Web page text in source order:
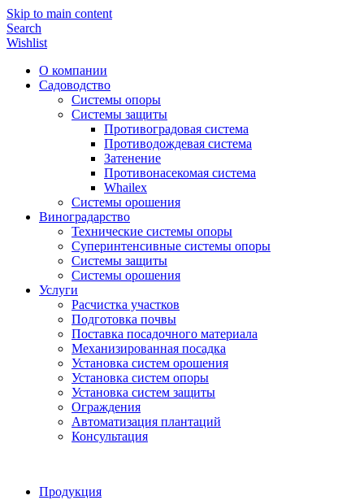
Skip to main content
Search
Wishlist
О компании
Садоводство
Системы опоры
Системы защиты
Противоградовая система
Противодождевая система
Затенение
Противонасекомая система
Whailex
Системы орошения
Виноградарство
Технические системы опоры
Суперинтенсивные системы опоры
Системы защиты
Системы орошения
Услуги
Расчистка участков
Подготовка почвы
Поставка посадочного материала
Механизированная посадка
Установка систем орошения
Установка систем опоры
Установка систем защиты
Ограждения
Автоматизация плантаций
Консультация
Продукция